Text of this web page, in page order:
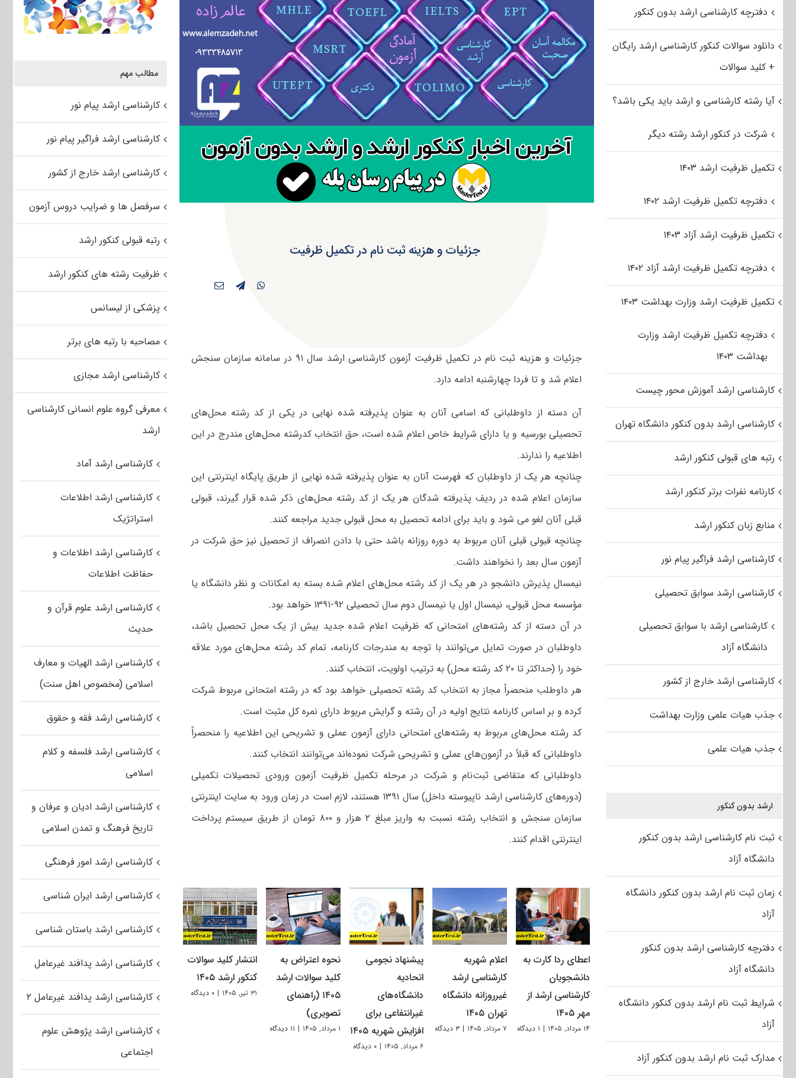
جزئیات و هزینه ثبت نام در تکمیل ظرفیت
جزئیات و هزینه ثبت نام در تکمیل ظرفیت آزمون کارشناسی ارشد سال ۹۱ در سامانه سازمان سنجش
اعلام شد و تا فردا چهارشنبه ادامه دارد.
آن‌ دسته‌ از داوطلبانی‌ که‌ اسامی‌ آنان‌ به‌ عنوان‌ پذیرفته‌ شده‌ نهایی‌ در یکی‌ از کد رشته‌ محل‌های‌
تحصیلی‌ بورسیه‌ و یا دارای‌ شرایط خاص‌ اعلام‌ شده ‌است، حق‌ انتخاب کدرشته محل‌های مندرج در این
اطلاعیه را ندارند.
چنانچه‌ هر یک ‌از داوطلبان که ‌فهرست‌ آنان‌ به‌ عنوان‌ پذیرفته‌ شده‌ نهایی‌ از طریق پایگاه اینترنتی این
سازمان اعلام شده در ردیف‌ پذیرفته ‌شدگان‌ هر یک ‌از کد رشته‌ محل‌های ذکر شده قرار گیرند، قبولی‌
قبلی ‌آنان‌ لغو می شود و باید برای‌ ادامه ‌تحصیل‌ به‌ محل‌ قبولی‌ جدید مراجعه‌ کنند.
چنانچه قبولی قبلی آنان مربوط به دوره روزانه باشد حتی با دادن انصراف از تحصیل نیز حق شرکت در
آزمون سال بعد را نخواهند داشت.
نیمسال پذیرش دانشجو در هر یک از کد رشته محل‌های اعلام شده بسته به امکانات و نظر دانشگاه یا
مؤسسه محل قبولی، نیمسال اول یا نیمسال دوم سال تحصیلی ۹۲-۱۳۹۱ خواهد بود.
در آن‌ دسته‌ از کد رشته‌های‌ امتحانی‌ که‌ ظرفیت‌ اعلام‌ شده‌ جدید بیش‌ از یک‌ محل‌ تحصیل‌ باشد،
داوطلبان‌ در صورت‌ تمایل ‌می‌‌توانند با توجه به مندرجات کارنامه، تمام‌ کد رشته‌ محل‌های‌ مورد علاقه‌
خود را (حداکثر تا ۲۰ کد رشته محل) به ترتیب‌ اولویت، انتخاب‌ کنند.
هر داوطلب‌ منحصراً مجاز به‌ انتخاب‌ کد رشته‌ تحصیلی‌ خواهد بود که‌ در رشته‌ امتحانی‌ مربوط شرکت‌
کرده‌ و بر اساس کارنامه نتایج اولیه در آن رشته و گرایش مربوط دارای نمره کل مثبت است.
کد رشته محل‌های مربوط به رشته‌های امتحانی دارای آزمون عملی و تشریحی این اطلاعیه را منحصراً
داوطلبانی که قبلاً در آزمون‌های عملی و تشریحی شرکت نموده‌اند می‌توانند انتخاب کنند.
داوطلبانی که متقاضی ثبت‌نام و شرکت در مرحله تکمیل ظرفیت آزمون‌ ورودی‌ تحصیلات‌ تکمیلی
‌(دوره‌های‌ کارشناسی‌ ارشد ناپیوسته‌ داخل‌) سال‌ ۱۳۹۱ هستند، لازم است در زمان ورود به سایت اینترنتی
سازمان سنجش و انتخاب رشته نسبت به واریز مبلغ ۲ هزار و ۸۰۰ تومان از طریق سیستم پرداخت
اینترنتی اقدام کنند.
اعطای ردا کارت به
دانشجویان
کارشناسی ارشد از
مهر ۱۴۰۵
۱۴ مرداد, ۱۴۰۵ | ۱ دیدگاه
اعلام شهریه
کارشناسی ارشد
غیرروزانه دانشگاه
تهران ۱۴۰۵
۷ مرداد, ۱۴۰۵ | ۳ دیدگاه
پیشنهاد نجومی
اتحادیه
دانشگاه‌های
غیرانتفاعی برای
افزایش شهریه ۱۴۰۵
۶ مرداد, ۱۴۰۵ | ۰ دیدگاه
نحوه اعتراض به
کلید سوالات ارشد
۱۴۰۵ (راهنمای
تصویری)
۱ مرداد, ۱۴۰۵ | ۱۱ دیدگاه
انتشار کلید سوالات
کنکور ارشد ۱۴۰۵
۳۱ تیر, ۱۴۰۵ | ۰ دیدگاه
مطالب مهم
کارشناسی ارشد پیام نور
کارشناسی ارشد فراگیر پیام نور
کارشناسی ارشد خارج از کشور
سرفصل ها و ضرایب دروس آزمون
رتبه قبولی کنکور ارشد
ظرفیت رشته های کنکور ارشد
پزشکی از لیسانس
مصاحبه با رتبه های برتر
کارشناسی ارشد مجازی
معرفی گروه علوم انسانی کارشناسی
ارشد
کارشناسی ارشد آماد
کارشناسی ارشد اطلاعات
استراتژیک
کارشناسی ارشد اطلاعات و
حفاظت اطلاعات
کارشناسی ارشد علوم قرآن و
حدیث
کارشناسی ارشد الهیات و معارف
اسلامی (مخصوص اهل سنت)
کارشناسی ارشد فقه و حقوق
کارشناسی ارشد فلسفه و کلام
اسلامی
کارشناسی ارشد ادیان و عرفان و
تاریخ فرهنگ و تمدن اسلامی
کارشناسی ارشد امور فرهنگی
کارشناسی ارشد ایران شناسی
کارشناسی ارشد باستان شناسی
کارشناسی ارشد پدافند غیرعامل
کارشناسی ارشد پدافند غیرعامل ۲
کارشناسی ارشد پژوهش علوم
اجتماعی
دفترچه کارشناسی ارشد بدون کنکور
دانلود سوالات کنکور کارشناسی ارشد رایگان
+ کلید سوالات
آیا رشته کارشناسی و ارشد باید یکی باشد؟
شرکت در کنکور ارشد رشته دیگر
تکمیل ظرفیت ارشد ۱۴۰۳
دفترچه تکمیل ظرفیت ارشد ۱۴۰۲
تکمیل ظرفیت ارشد آزاد ۱۴۰۳
دفترچه تکمیل ظرفیت ارشد آزاد ۱۴۰۲
تکمیل ظرفیت ارشد وزارت بهداشت ۱۴۰۳
دفترچه تکمیل ظرفیت ارشد وزارت
بهداشت ۱۴۰۳
کارشناسی ارشد آموزش محور چیست
کارشناسی ارشد بدون کنکور دانشگاه تهران
رتبه های قبولی کنکور ارشد
کارنامه نفرات برتر کنکور ارشد
منابع زبان کنکور ارشد
کارشناسی ارشد فراگیر پیام نور
کارشناسی ارشد سوابق تحصیلی
کارشناسی ارشد با سوابق تحصیلی
دانشگاه آزاد
کارشناسی ارشد خارج از کشور
جذب هیات علمی وزارت بهداشت
جذب هیات علمی
ارشد بدون کنکور
ثبت نام کارشناسی ارشد بدون کنکور
دانشگاه آزاد
زمان ثبت نام ارشد بدون کنکور دانشگاه
آزاد
دفترچه کارشناسی ارشد بدون کنکور
دانشگاه آزاد
شرایط ثبت نام ارشد بدون کنکور دانشگاه
آزاد
مدارک ثبت نام ارشد بدون کنکور آزاد